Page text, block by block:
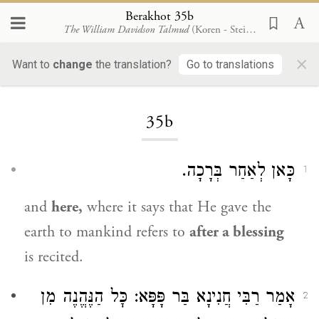
Berakhot 35b
The William Davidson Talmud (Koren - Steinsaltz)
Want to change the translation? Go to translations ×
35b
1 כָּאן לְאַחַר בְּרָכָה.
and here, where it says that He gave the
earth to mankind refers to after a blessing
is recited.
2 אָמַר רַבִּי חֲנִינָא בַּר פָּפָּא: כׇּל הַנֶּהֱנֶה מִן